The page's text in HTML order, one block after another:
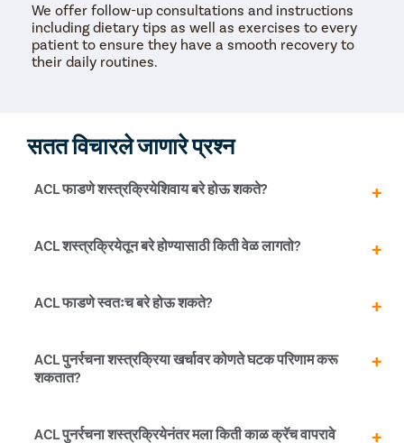
We offer follow-up consultations and instructions
including dietary tips as well as exercises to every
patient to ensure they have a smooth recovery to
their daily routines.
सतत विचारले जाणारे प्रश्न
ACL फाडणे शस्त्रक्रियेशिवाय बरे होऊ शकते?
अत्यंत किरकोळ अश्रू किंवा मोच हे गैर-शस्त्रक्रिया उपचार,
जीवनशैलीतील बदल आणि औषधोपचार किंवा थेरपीने बरे होऊ शकतात.
ACL शस्त्रक्रियेतून बरे होण्यासाठी किती वेळ लागतो?
ACL शस्त्रक्रियेनंतर दुसऱ्याच दिवशी रुग्ण चालू शकतो. कुसगाव
ACL फाडणे स्वतःच बरे होऊ शकते?
आंशिक ACL फाडणे किंवा मोच आलेले ACL फिजिओथेरपी, RICE
उपचार, विश्रांती आणि वेदना औषधे (वेदना व्यवस्थापित करण्यासाठी)
फाटलेल्या ACL साठी सर्जिकल पुनर्रचना किंवा दुरुस्तीची आवश्यकता
ACL पुनर्रचना शस्त्रक्रिया खर्चावर कोणते घटक परिणाम करू
शकतात?
ACL पुनर्रचना शस्त्रक्रियेच्या सरासरी खर्चामध्ये हॉस्पिटलायझेशन
ACL पुनर्रचना शस्त्रक्रियेनंतर मला किती काळ क्रॅच वापरावे